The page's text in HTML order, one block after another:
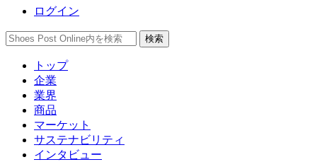
ログイン
トップ
企業
業界
商品
マーケット
サステナビリティ
インタビュー